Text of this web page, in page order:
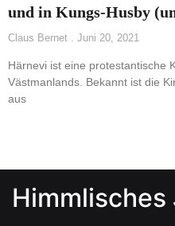
und in Kungs-Husby
Claus Bernet Juni 20, 2021
Härnevi ist eine protestantische
Västmanlands. Bekannt ist die
aus
Himmlisches